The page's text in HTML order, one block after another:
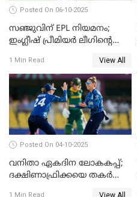
Posted On 06-10-2025
സഞ്ജുവിന് EPL നിയമനം;
ഇംഗ്ലീഷ് പ്രീമിയര്‍ ലീഗിന്‍റെ
അംബാസഡര്‍
1 Min Read View All
Posted On 04-10-2025
വനിതാ ഏകദിന ലോകകപ്പ്;
ദക്ഷിണാഫ്രിക്കയെ തകർത്ത്
1 Min Read View All